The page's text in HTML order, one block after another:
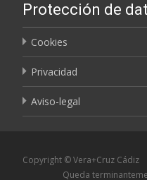
Protección de
Cookies
Privacidad
Aviso-legal
Copyright © Vera+Cruz Cádiz
Queda